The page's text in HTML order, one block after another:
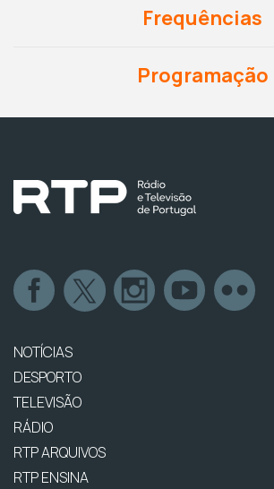
Frequências
Programação
NOTÍCIAS
DESPORTO
TELEVISÃO
RÁDIO
RTP ARQUIVOS
RTP ENSINA